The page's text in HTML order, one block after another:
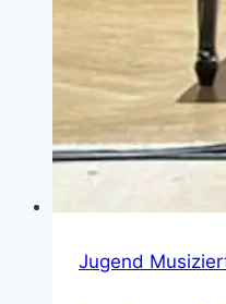
Jugend